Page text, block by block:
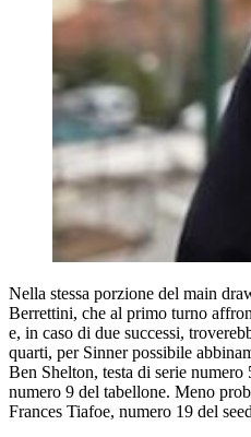
Nella stessa porzione del main
Berrettini, che al primo turno
e, in caso di due successi,
quarti, per Sinner possibile
Ben Shelton, testa di serie
numero 9 del tabellone. Meno
Frances Tiafoe, numero 19 del